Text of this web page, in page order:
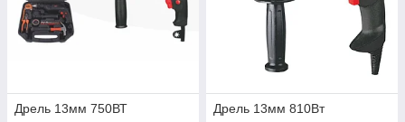
Дрель 13мм 750ВТ
Дрель 13мм 810Вт